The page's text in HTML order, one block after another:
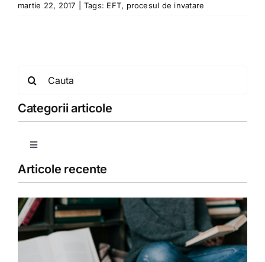
martie 22, 2017 Tags: EFT, procesul de invatare
Categorii articole
Toggle
Copii
Detoxifiere
Articole recente